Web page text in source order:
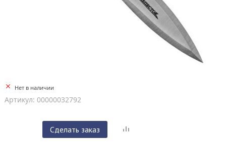
Нет в наличии
Артикул: 00000032792
Сделать заказ